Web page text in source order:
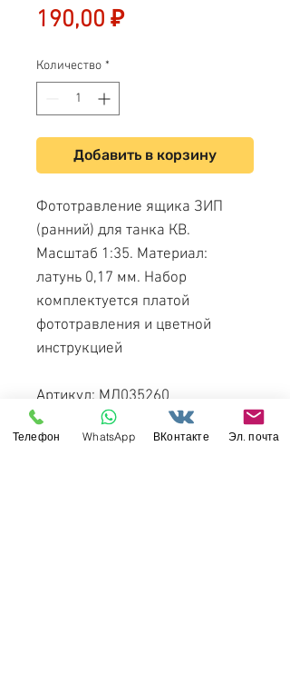
190,00 ₽Цена
Количество *
Добавить в корзину
Фототравление ящика ЗИП
(ранний) для танка КВ.
Масштаб 1:35. Материал:
латунь 0,17 мм. Набор
комплектуется платой
фототравления и цветной
инструкцией
Артикул: МД035260
Производитель: ТПО
Микродизайн
Телефон WhatsApp ВКонтакте Эл. почта